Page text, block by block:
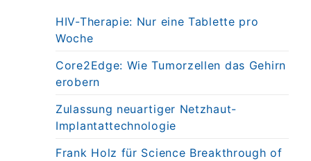
HIV-Therapie: Nur eine Tablette pro
Woche
Core2Edge: Wie Tumorzellen das Gehirn
erobern
Zulassung neuartiger Netzhaut-
Implantattechnologie
Frank Holz für Science Breakthrough of